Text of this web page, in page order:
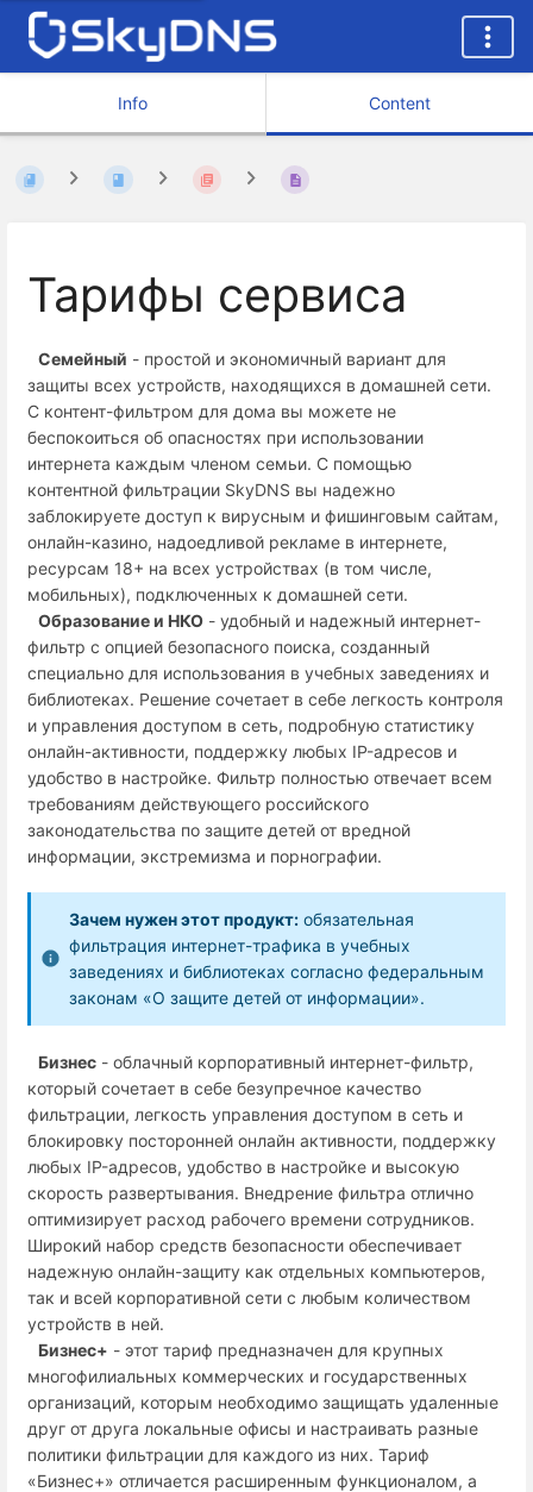
Info Content
Тарифы сервиса
Семейный - простой и экономичный вариант для
защиты всех устройств, находящихся в домашней сети.
С контент-фильтром для дома вы можете не
беспокоиться об опасностях при использовании
интернета каждым членом семьи. С помощью
контентной фильтрации SkyDNS вы надежно
заблокируете доступ к вирусным и фишинговым сайтам,
онлайн-казино, надоедливой рекламе в интернете,
ресурсам 18+ на всех устройствах (в том числе,
мобильных), подключенных к домашней сети.
Образование и НКО - удобный и надежный интернет-
фильтр с опцией безопасного поиска, созданный
специально для использования в учебных заведениях и
библиотеках. Решение сочетает в себе легкость контроля
и управления доступом в сеть, подробную статистику
онлайн-активности, поддержку любых IP-адресов и
удобство в настройке. Фильтр полностью отвечает всем
требованиям действующего российского
законодательства по защите детей от вредной
информации, экстремизма и порнографии.
Зачем нужен этот продукт: обязательная
фильтрация интернет-трафика в учебных
заведениях и библиотеках согласно федеральным
законам «О защите детей от информации».
Бизнес - облачный корпоративный интернет-фильтр,
который сочетает в себе безупречное качество
фильтрации, легкость управления доступом в сеть и
блокировку посторонней онлайн активности, поддержку
любых IP-адресов, удобство в настройке и высокую
скорость развертывания. Внедрение фильтра отлично
оптимизирует расход рабочего времени сотрудников.
Широкий набор средств безопасности обеспечивает
надежную онлайн-защиту как отдельных компьютеров,
так и всей корпоративной сети с любым количеством
устройств в ней.
Бизнес+ - этот тариф предназначен для крупных
многофилиальных коммерческих и государственных
организаций, которым необходимо защищать удаленные
друг от друга локальные офисы и настраивать разные
политики фильтрации для каждого из них. Тариф
«Бизнес+» отличается расширенным функционалом, а